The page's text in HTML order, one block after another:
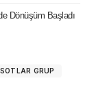
Dönüşüm Başladı
GRUP